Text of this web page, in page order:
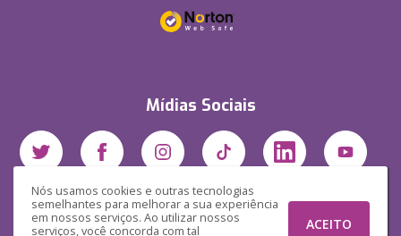
Nós usamos cookies e outras tecnologias
semelhantes para melhorar a sua experiência
em nossos serviços. Ao utilizar nossos
serviços, você concorda com tal
ACEITO
Mídias Sociais